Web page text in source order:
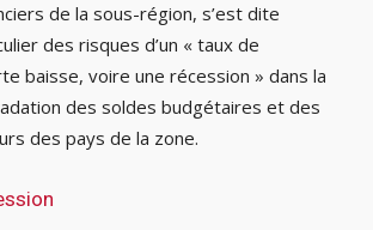
de la sous-région, s’est dite
des risques d’un « taux de
baisse, voire une récession » dans la
des soldes budgétaires et des
des pays de la zone.